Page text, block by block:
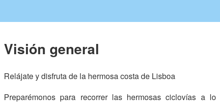
Visión general
Relájate y disfruta de la hermosa costa de Lisboa
Preparémonos para recorrer las hermosas ciclovías a lo